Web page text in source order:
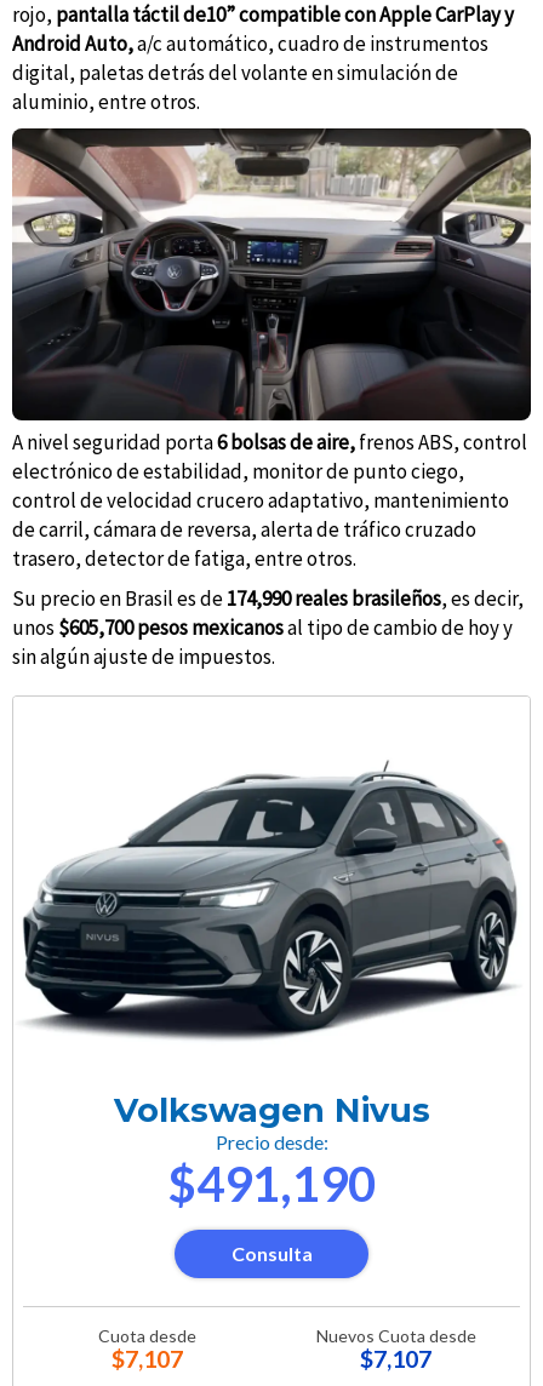
rojo, pantalla táctil de10” compatible con Apple CarPlay y
Android Auto,a/c automático, cuadro de instrumentos
digital, paletas detrás del volante en simulación de
aluminio, entre otros.
A nivel seguridad porta6 bolsas de aire,frenos ABS, control
electrónico de estabilidad, monitor de punto ciego,
control de velocidad crucero adaptativo, mantenimiento
de carril, cámara de reversa, alerta de tráfico cruzado
trasero, detector de fatiga, entre otros.
Su precio en Brasil es de174,990 reales brasileños, es decir,
unos $605,700 pesos mexicanosal tipo de cambio de hoy y
sin algún ajuste de impuestos.
Volkswagen Nivus
Precio desde:
$491,190
Consulta
Cuota desde
$7,107
Nuevos Cuota desde
$7,107